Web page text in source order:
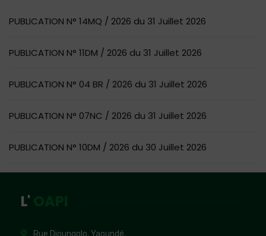
PUBLICATION N° 14MQ / 2026 du 31 Juillet 2026
PUBLICATION N° 11DM / 2026 du 31 Juillet 2026
PUBLICATION N° 04 BR / 2026 du 31 Juillet 2026
PUBLICATION N° 07NC / 2026 du 31 Juillet 2026
PUBLICATION N° 10DM / 2026 du 30 Juillet 2026
L'
Rue Djoungolo, Yaoundé,